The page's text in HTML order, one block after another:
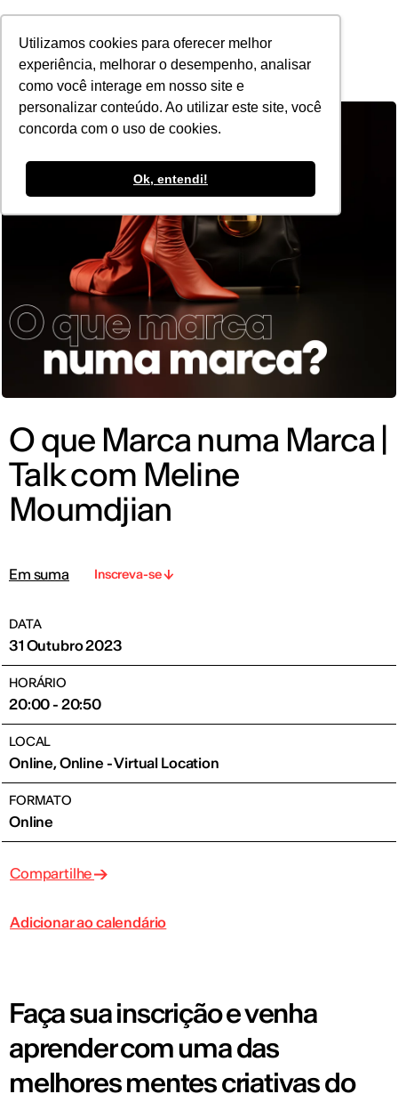
Utilizamos cookies para oferecer melhor
experiência, melhorar o desempenho, analisar
como você interage em nosso site e
personalizar conteúdo. Ao utilizar este site, você
concorda com o uso de cookies.
Ok, entendi!
POR
O que Marca numa Marca |
Talk com Meline
Moumdjian
Em suma Inscreva-se
DATA
31 Outubro 2023
HORÁRIO
20:00 - 20:50
LOCAL
Online, Online - Virtual Location
FORMATO
Online
Compartilhe
Adicionar ao calendário
Faça sua inscrição e venha
aprender com uma das
melhores mentes criativas do